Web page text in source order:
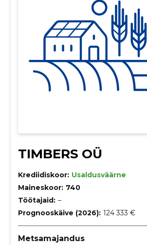
TIMBERS OÜ
Krediidiskoor: Usaldusväärne
Maineskoor: 740
Töötajaid: –
Prognooskäive (2026): 124 333 €
Metsamajandus